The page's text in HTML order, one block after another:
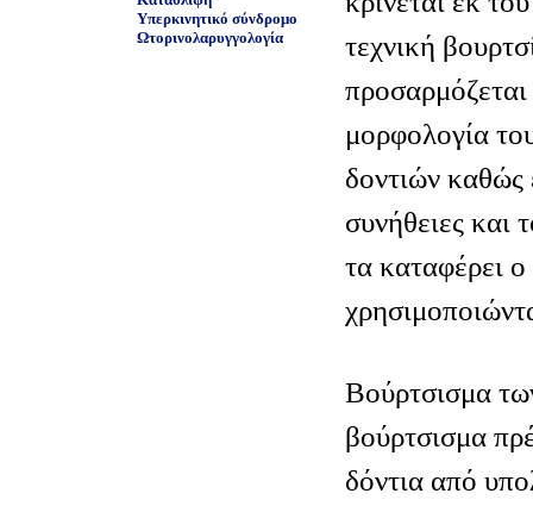
Υπερκινητικό σύνδρομο
Ωτορινολαρυγγολογία
τεχνική
μορφολογία
δοντιών καθώς
συνήθειες και
τα καταφέρει
Βούρτσισμα
βούρτσισμα
δόντια από